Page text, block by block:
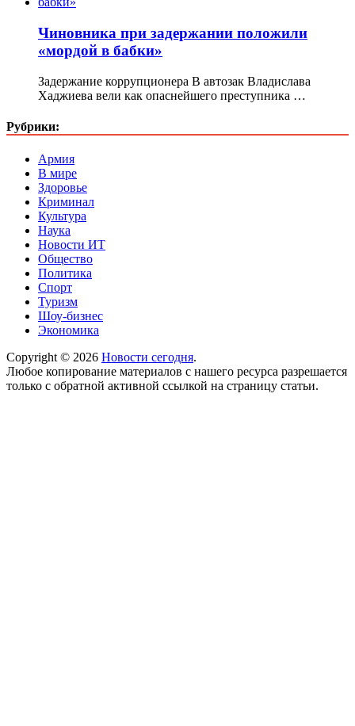
Чиновника при задержании положили
«мордой в бабки»
Задержание коррупционера В автозак Владислава
Хаджиева вели как опаснейшего преступника …
Рубрики:
Армия
В мире
Здоровье
Криминал
Культура
Наука
Новости ИТ
Общество
Политика
Спорт
Туризм
Шоу-бизнес
Экономика
Copyright © 2026 Новости сегодня.
Любое копирование материалов с нашего ресурса разрешается
только с обратной активной ссылкой на страницу статьи.